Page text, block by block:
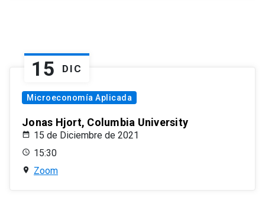
15 DIC
Microeconomía Aplicada
Jonas Hjort, Columbia University
15 de Diciembre de 2021
15:30
Zoom